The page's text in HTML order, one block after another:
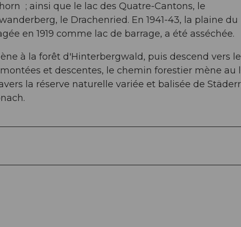
; ainsi que le lac des Quatre-Cantons, le
le Drachenried. En 1941-43, la plaine du
en 1919 comme lac de barrage, a été asséchée.
à la forêt d'Hinterbergwald, puis descend vers le
et descentes, le chemin forestier mène au
la réserve naturelle variée et balisée de